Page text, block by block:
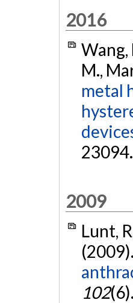
2016
Wang,
M.,
metal
23094.
2009
Lunt,
(2009).
102(6).